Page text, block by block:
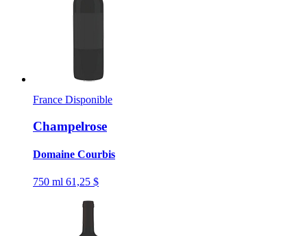
France Disponible
Champelrose
Domaine Courbis
750 ml 61,25 $